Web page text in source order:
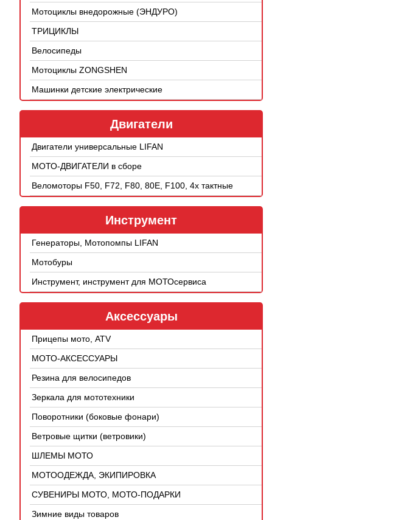
Мотоциклы внедорожные (ЭНДУРО)
ТРИЦИКЛЫ
Велосипеды
Мотоциклы ZONGSHEN
Машинки детские электрические
Двигатели
Двигатели универсальные LIFAN
МОТО-ДВИГАТЕЛИ в сборе
Веломоторы F50, F72, F80, 80E, F100, 4х тактные
Инструмент
Генераторы, Мотопомпы LIFAN
Мотобуры
Инструмент, инструмент для МОТОсервиса
Аксессуары
Прицепы мото, ATV
МОТО-АКСЕССУАРЫ
Резина для велосипедов
Зеркала для мототехники
Поворотники (боковые фонари)
Ветровые щитки (ветровики)
ШЛЕМЫ МОТО
МОТООДЕЖДА, ЭКИПИРОВКА
СУВЕНИРЫ МОТО, МОТО-ПОДАРКИ
Зимние виды товаров